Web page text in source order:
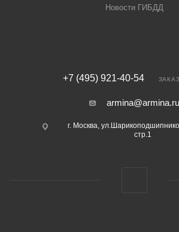
Новости ГИБДД
+7 (495) 921-40-54
armina@armina.ru
г. Москва,
стр.1